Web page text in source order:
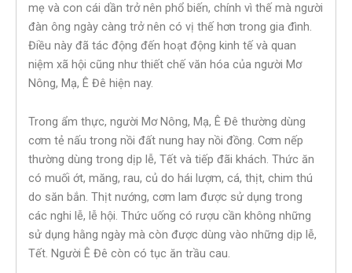
mẹ và con cái dần trở nên phổ biến, chính vì thế mà người
đàn ông ngày càng trở nên có vị thế hơn trong gia đình.
Điều này đã tác động đến hoạt động kinh tế và quan
niệm xã hội cũng như thiết chế văn hóa của người Mơ
Nông, Mạ, Ê Đê hiện nay.
Trong ẩm thực, người Mơ Nông, Mạ, Ê Đê thường dùng
cơm tẻ nấu trong nồi đất nung hay nồi đồng. Cơm nếp
thường dùng trong dịp lễ, Tết và tiếp đãi khách. Thức ăn
có muối ớt, măng, rau, củ do hái lượm, cá, thịt, chim thú
do săn bắn. Thịt nướng, cơm lam được sử dụng trong
các nghi lễ, lễ hội. Thức uống có rượu cần không những
sử dụng hằng ngày mà còn được dùng vào những dịp lễ,
Tết. Người Ê Đê còn có tục ăn trầu cau.